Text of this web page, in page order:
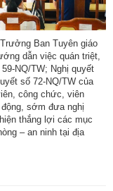
Ban Tuyên giáo
dẫn việc quán triệt,
NQ/TW; Nghị quyết
số 72-NQ/TW của
công chức, viên
sớm đưa nghị
thắng lợi các mục
– an ninh tại địa